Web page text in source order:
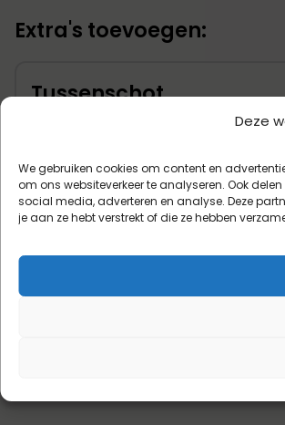
Deze
We gebruiken cookies om content en
om ons websiteverkeer te analyseren. Ook
social media, adverteren en analyse. Deze
je aan ze hebt verstrekt of die ze hebben
was:
€ 26,95.
€
Extra's toevoegen:
Tussenschot
tussenschot wil
€3,50
prijs
was:
€2,80